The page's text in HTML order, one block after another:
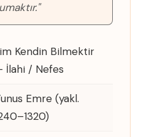
Kendin Bilmektir
İlahi / Nefes
Emre (yakl.